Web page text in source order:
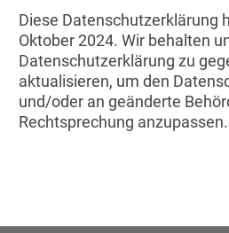
Diese Datenschutzerklärung
Oktober 2024. Wir behalten
Datenschutzerklärung zu
aktualisieren, um den
und/oder an geänderte
Rechtsprechung anzupassen.